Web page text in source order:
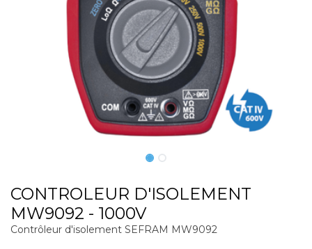
CONTROLEUR D'ISOLEMENT
MW9092 - 1000V
Contrôleur d'isolement SEFRAM MW9092